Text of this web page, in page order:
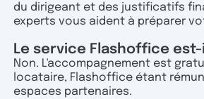
du dirigeant et des justificatifs
experts vous aident à préparer
Le service Flashoffice est-
Non. L'accompagnement est
locataire, Flashoffice étant
espaces partenaires.